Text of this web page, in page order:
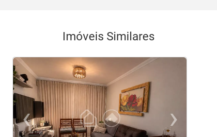
Imóveis Similares
‹ ›